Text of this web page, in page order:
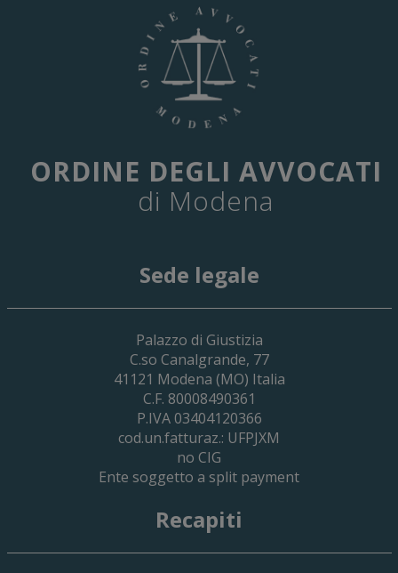
ORDINE DEGLI AVVOCATI
di Modena
Sede legale
Palazzo di Giustizia
C.so Canalgrande, 77
41121 Modena (MO) Italia
C.F. 80008490361
P.IVA 03404120366
cod.un.fatturaz.: UFPJXM
no CIG
Ente soggetto a split payment
Recapiti